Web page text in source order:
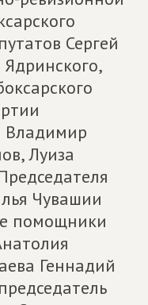
Сергей
Владимир
Луиза
Чувашии
помощники
Геннадий